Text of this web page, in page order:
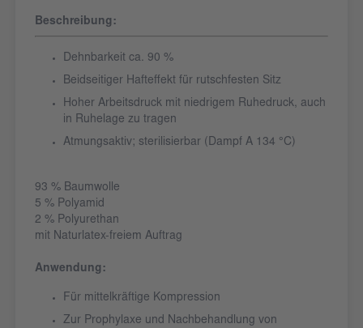
Beschreibung:
Dehnbarkeit ca. 90 %
Beidseitiger Hafteffekt für rutschfesten Sitz
Hoher Arbeitsdruck mit niedrigem Ruhedruck, auch
in Ruhelage zu tragen
Atmungsaktiv; sterilisierbar (Dampf A 134 °C)
93 % Baumwolle
5 % Polyamid
2 % Polyurethan
mit Naturlatex-freiem Auftrag
Anwendung:
Für mittelkräftige Kompression
Zur Prophylaxe und Nachbehandlung von